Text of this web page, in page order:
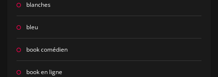
blanches
bleu
book comédien
book en ligne